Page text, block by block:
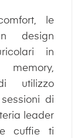
le
design
in
utilizzo
di
leader
cuffie ti